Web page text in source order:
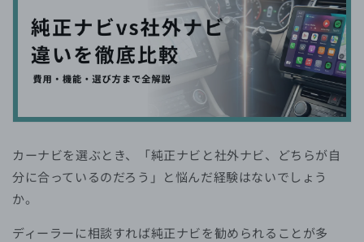
カーナビを選ぶとき、「純正ナビと社外ナビ、どちらが自
分に合っているのだろう」と悩んだ経験はないでしょう
か。
ディーラーに相談すれば純正ナビを勧められることが多